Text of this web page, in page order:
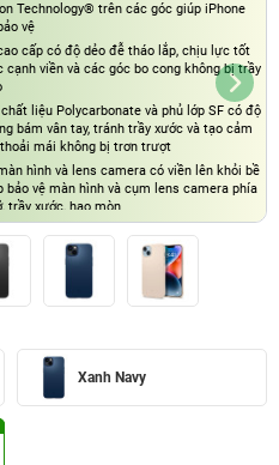
Technology® trên các góc giúp iPhone
vệ
cấp có độ dẻo đễ tháo lắp, chịu lực tốt
cạnh viền và các góc bo cong không bị trầy
liệu Polycarbonate và phủ lớp SF có độ
bám vân tay, tránh trầy xước và tạo cảm
mái không bị trơn trượt
hình và lens camera có viền lên khỏi bề
bảo vệ màn hình và cụm lens camera phía
trầy xước, hao mòn
Xanh Navy